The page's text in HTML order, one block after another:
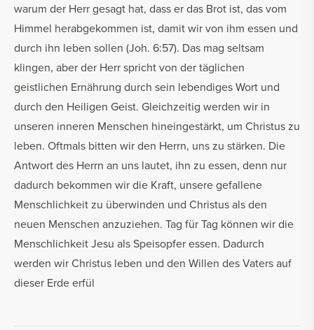
warum der Herr gesagt hat, dass er das Brot ist, das vom
Himmel herabgekommen ist, damit wir von ihm essen und
durch ihn leben sollen (Joh. 6:57). Das mag seltsam
klingen, aber der Herr spricht von der täglichen
geistlichen Ernährung durch sein lebendiges Wort und
durch den Heiligen Geist. Gleichzeitig werden wir in
unseren inneren Menschen hineingestärkt, um Christus zu
leben. Oftmals bitten wir den Herrn, uns zu stärken. Die
Antwort des Herrn an uns lautet, ihn zu essen, denn nur
dadurch bekommen wir die Kraft, unsere gefallene
Menschlichkeit zu überwinden und Christus als den
neuen Menschen anzuziehen. Tag für Tag können wir die
Menschlichkeit Jesu als Speisopfer essen. Dadurch
werden wir Christus leben und den Willen des Vaters auf
dieser Erde erfül